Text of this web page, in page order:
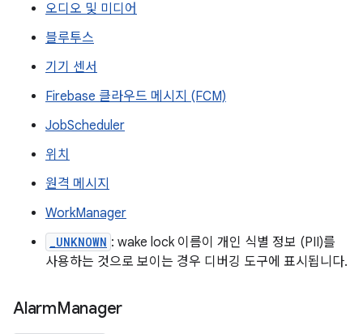
오디오 및 미디어
블루투스
기기 센서
Firebase 클라우드 메시지 (FCM)
JobScheduler
위치
원격 메시지
WorkManager
_UNKNOWN : wake lock 이름이 개인 식별 정보 (PII)를
사용하는 것으로 보이는 경우 디버깅 도구에 표시됩니다.
AlarmManager